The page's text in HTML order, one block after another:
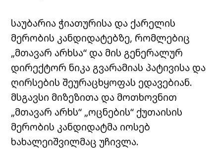
საუბარია ჭიათურისა და ქარელის
მერობის კანდიდატებზე, რომლებიც
„მთავარ არხსა“ და მის გენერალურ
დირექტორ ნიკა გვარამიას პატივისა და
ღირსებისშეურაცხყოფას ედავებიან.
მსგავსი მიზეზითა და მოთხოვნით
„მთავარ არხს“ „ოცნების“ ქუთაისის
მერობის კანდიდატმა იოსებ
ხახალეიშვილმაც უჩივლა.